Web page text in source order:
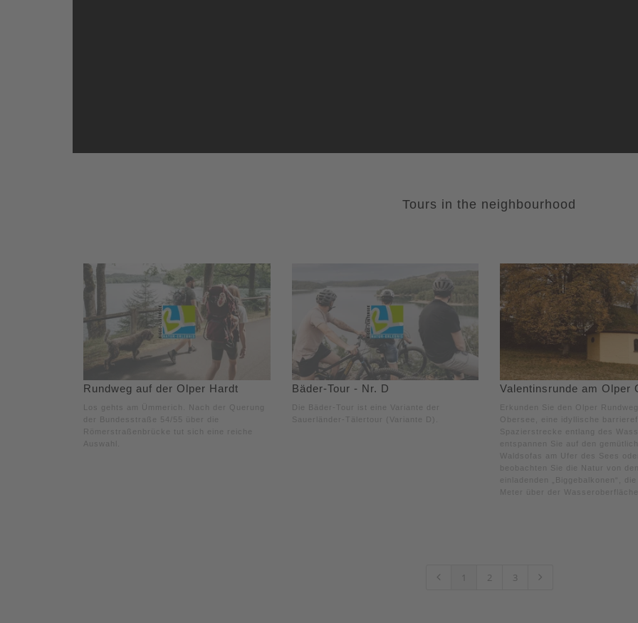
Tours in the neighbourhood
Rundweg auf der Olper Hardt
Los gehts am Ümmerich. Nach der Querung
der Bundesstraße 54/55 über die
Römerstraßenbrücke tut sich eine reiche
Auswahl.
Bäder-Tour - Nr. D
Die Bäder-Tour ist eine Variante der
Sauerländer-Tälertour (Variante D).
Valentinsrunde am Olper
Erkunden Sie den Olper
Obersee, eine idyllische
Spazierstrecke entlang des
entspannen Sie auf den
Waldsofas am Ufer des Sees oder
beobachten Sie die Natur von den
einladenden „Biggebalkonen“, die
Meter über der
1 2 3